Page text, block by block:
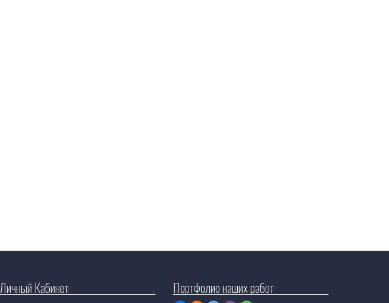
Личный Кабинет Портфолио наших работ